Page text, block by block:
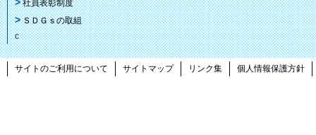
社員表彰制度
ＳＤＧｓの取組
c
サイトのご利用について サイトマップ リンク集 個人情報保護方針